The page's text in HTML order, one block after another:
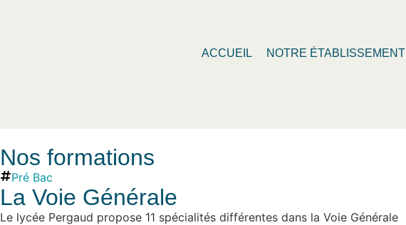
ACCUEIL NOTRE ÉTABLISSEMENT
Nos formations
Pré Bac
La Voie Générale
Le lycée Pergaud propose 11 spécialités différentes dans la Voie Générale